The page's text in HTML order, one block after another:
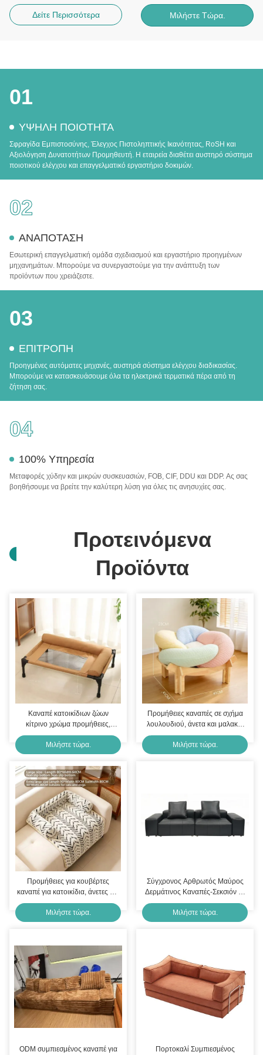
Δείτε Περισσότερα Μιλήστε Τώρα.
01
ΥΨΗΛΗ ΠΟΙΟΤΗΤΑ
Σφραγίδα Εμπιστοσύνης, Έλεγχος Πιστοληπτικής Ικανότητας, RoSH και
Αξιολόγηση Δυνατοτήτων Προμηθευτή. Η εταιρεία διαθέτει αυστηρό σύστημα
ποιοτικού ελέγχου και επαγγελματικό εργαστήριο δοκιμών.
02
ΑΝΑΠΟΤΑΣΗ
Εσωτερική επαγγελματική ομάδα σχεδιασμού και εργαστήριο προηγμένων
μηχανημάτων. Μπορούμε να συνεργαστούμε για την ανάπτυξη των
προϊόντων που χρειάζεστε.
03
ΕΠΙΤΡΟΠΗ
Προηγμένες αυτόματες μηχανές, αυστηρά σύστημα ελέγχου διαδικασίας.
Μπορούμε να κατασκευάσουμε όλα τα ηλεκτρικά τερματικά πέρα από τη
ζήτηση σας.
04
100% Υπηρεσία
Μεταφορές χύδην και μικρών συσκευασιών, FOB, CIF, DDU και DDP. Ας σας
βοηθήσουμε να βρείτε την καλύτερη λύση για όλες τις ανησυχίες σας.
Προτεινόμενα
Προϊόντα
Καναπέ κατοικίδιων ζώων
κίτρινο χρώμα προμήθειες,
άνετα και μαλακά, για οικιακή
χρήση, αυξήσει την
αλληλεπίδραση ζώων
Μιλήστε τώρα.
Προμήθειες καναπές σε σχήμα
λουλουδιού, άνετα και μαλακά,
για οικιακή χρήση, αυξάνουν την
αλληλεπίδραση των κατοικίδιων
ζώων
Μιλήστε τώρα.
Προμήθειες για κουβέρτες
καναπέ για κατοικίδια, άνετες και
μαλακές, για οικιακή χρήση,
αυξάνουν την αλληλεπίδραση
των κατοικίδιων ζώων
Μιλήστε τώρα.
Σύγχρονος Αρθρωτός Μαύρος
Δερμάτινος Καναπές-Σεκσιόν με
Βαθύ Κάθισμα για Χώρους
Καθιστικού
Μιλήστε τώρα.
ODM συμπιεσμένος καναπέ για
Πορτοκαλί Συμπιεσμένος